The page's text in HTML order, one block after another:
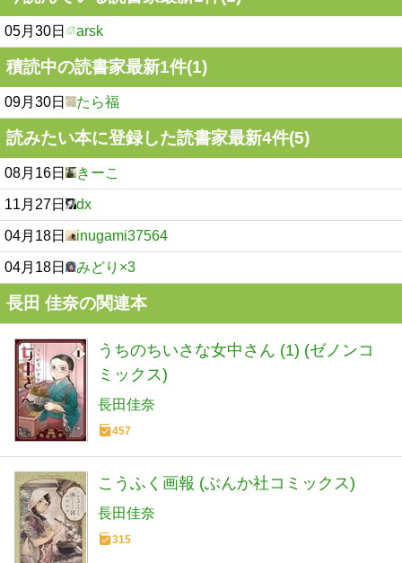
05月30日 arsk
積読中の読書家最新1件(1)
09月30日 たら福
読みたい本に登録した読書家最新4件(5)
08月16日 きーこ
11月27日 dx
04月18日 inugami37564
04月18日 みどり×3
長田 佳奈の関連本
うちのちいさな女中さん (1) (ゼノンコ
ミックス)
長田佳奈
457
こうふく画報 (ぶんか社コミックス)
長田佳奈
315